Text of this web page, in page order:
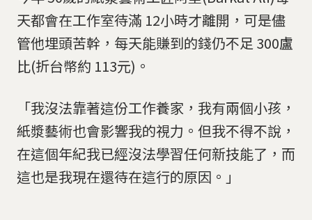
天都會在工作室待滿 12小時才離開，可是儘
管他埋頭苦幹，每天能賺到的錢仍不足 300盧
比(折台幣約 113元)。
「我沒法靠著這份工作養家，我有兩個小孩，
紙漿藝術也會影響我的視力。但我不得不說，
在這個年紀我已經沒法學習任何新技能了，而
這也是我現在還待在這行的原因。」